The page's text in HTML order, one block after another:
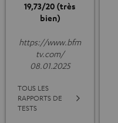
19,73/20 (très
bien)
https://www.bfm
tv.com/
08.01.2025
TOUS LES
RAPPORTS DE
TESTS